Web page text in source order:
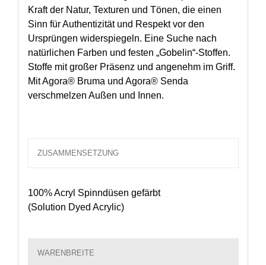
Kraft der Natur, Texturen und Tönen, die einen
Sinn für Authentizität und Respekt vor den
Ursprüngen widerspiegeln. Eine Suche nach
natürlichen Farben und festen „Gobelin“-Stoffen.
Stoffe mit großer Präsenz und angenehm im Griff.
Mit Agora® Bruma und Agora® Senda
verschmelzen Außen und Innen.
ZUSAMMENSETZUNG
100% Acryl Spinndüsen gefärbt
(Solution Dyed Acrylic)
WARENBREITE